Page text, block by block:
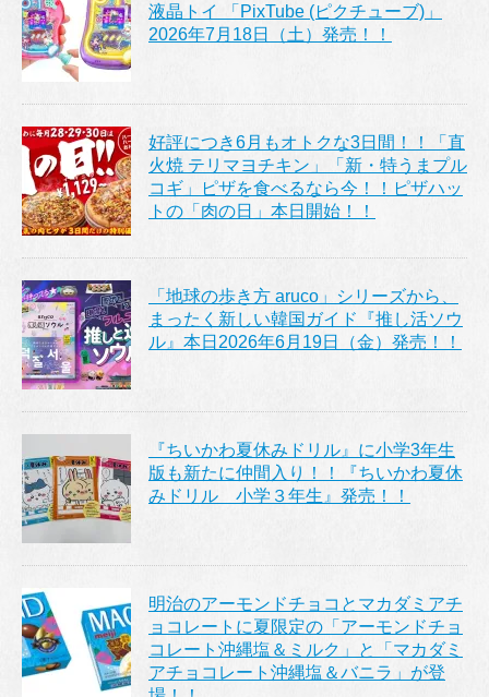
液晶トイ 「PixTube (ピクチューブ)」
2026年7月18日（土）発売！！
好評につき6月もオトクな3日間！！「直
火焼 テリマヨチキン」「新・特うまプル
コギ」ピザを食べるなら今！！ピザハッ
トの「肉の日」本日開始！！
「地球の歩き方 aruco」シリーズから、
まったく新しい韓国ガイド『推し活ソウ
ル』本日2026年6月19日（金）発売！！
『ちいかわ夏休みドリル』に小学3年生
版も新たに仲間入り！！『ちいかわ夏休
みドリル 小学３年生』発売！！
明治のアーモンドチョコとマカダミアチ
ョコレートに夏限定の「アーモンドチョ
コレート沖縄塩＆ミルク」と「マカダミ
アチョコレート沖縄塩＆バニラ」が登